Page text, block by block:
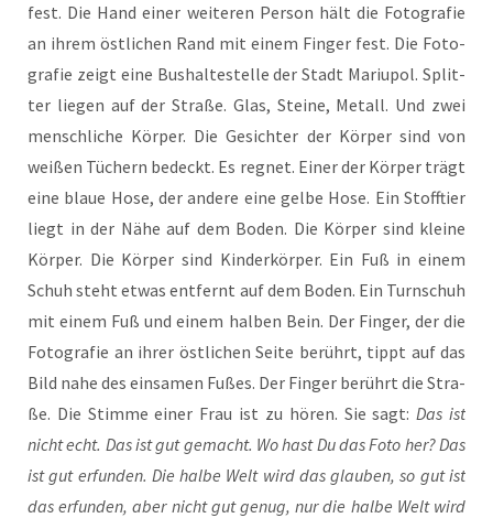
fest. Die Hand einer wei­te­ren Per­son hält die Foto­gra­fie
an ihrem öst­li­chen Rand mit einem Fin­ger fest. Die Foto­
gra­fie zeigt eine Bus­hal­te­stel­le der Stadt Mariu­pol. Split­
ter lie­gen auf der Stra­ße. Glas, Stei­ne, Metall. Und zwei
mensch­li­che Kör­per. Die Gesich­ter der Kör­per sind von
wei­ßen Tüchern bedeckt. Es reg­net. Einer der Kör­per trägt
eine blaue Hose, der ande­re eine gel­be Hose. Ein Stoff­tier
liegt in der Nähe auf dem Boden. Die Kör­per sind klei­ne
Kör­per. Die Kör­per sind Kin­der­kör­per. Ein Fuß in einem
Schuh steht etwas ent­fernt auf dem Boden. Ein Turn­schuh
mit einem Fuß und einem hal­ben Bein. Der Fin­ger, der die
Foto­gra­fie an ihrer öst­li­chen Sei­te berührt, tippt auf das
Bild nahe des ein­sa­men Fußes. Der Fin­ger berührt die Stra­
ße. Die Stim­me einer Frau ist zu hören. Sie sagt:Das ist
nicht echt. Das ist gut gemacht. Wo hast Du das Foto her? Das
ist gut erfun­den. Die hal­be Welt wird das glau­ben, so gut ist
das erfun­den, aber nicht gut genug, nur die hal­be Welt wird